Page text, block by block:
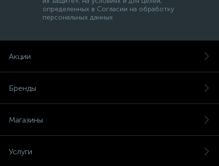
определенных в Согласии на обработку
персональных данных
Акции
Бренды
Магазины
Услуги